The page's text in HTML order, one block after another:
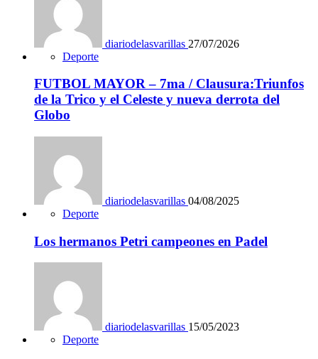
diariodelasvarillas 27/07/2026
Deporte
FUTBOL MAYOR – 7ma / Clausura:Triunfos
de la Trico y el Celeste y nueva derrota del
Globo
diariodelasvarillas 04/08/2025
Deporte
Los hermanos Petri campeones en Padel
diariodelasvarillas 15/05/2023
Deporte